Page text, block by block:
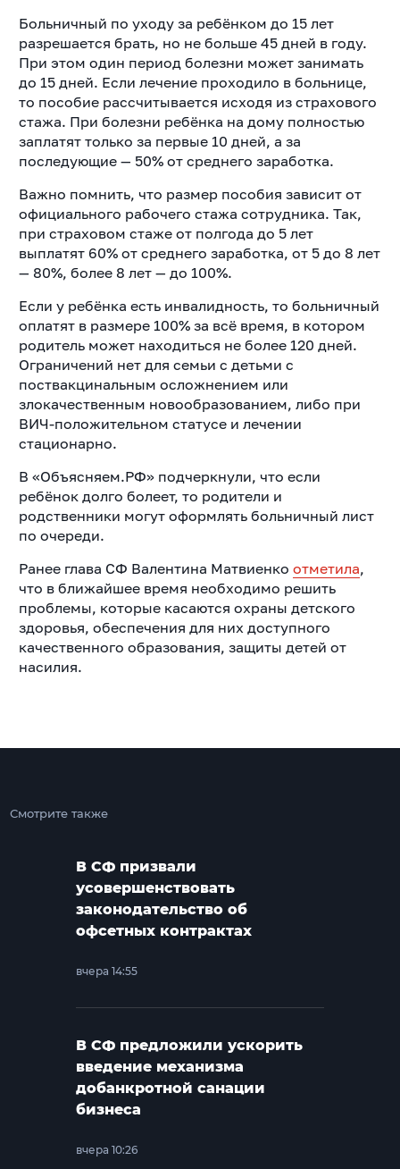
Больничный по уходу за ребёнком до 15 лет
разрешается брать, но не больше 45 дней в году.
При этом один период болезни может занимать
до 15 дней. Если лечение проходило в больнице,
то пособие рассчитывается исходя из страхового
стажа. При болезни ребёнка на дому полностью
заплатят только за первые 10 дней, а за
последующие — 50% от среднего заработка.
Важно помнить, что размер пособия зависит от
официального рабочего стажа сотрудника. Так,
при страховом стаже от полгода до 5 лет
выплатят 60% от среднего заработка, от 5 до 8 лет
— 80%, более 8 лет — до 100%.
Если у ребёнка есть инвалидность, то больничный
оплатят в размере 100% за всё время, в котором
родитель может находиться не более 120 дней.
Ограничений нет для семьи с детьми с
поствакцинальным осложнением или
злокачественным новообразованием, либо при
ВИЧ-положительном статусе и лечении
стационарно.
В «Объясняем.РФ» подчеркнули, что если
ребёнок долго болеет, то родители и
родственники могут оформлять больничный лист
по очереди.
Ранее глава СФ Валентина Матвиенко отметила,
что в ближайшее время необходимо решить
проблемы, которые касаются охраны детского
здоровья, обеспечения для них доступного
качественного образования, защиты детей от
насилия.
Смотрите также
В СФ призвали
усовершенствовать
законодательство об
офсетных контрактах
вчера 14:55
В СФ предложили ускорить
введение механизма
добанкротной санации
бизнеса
вчера 10:26